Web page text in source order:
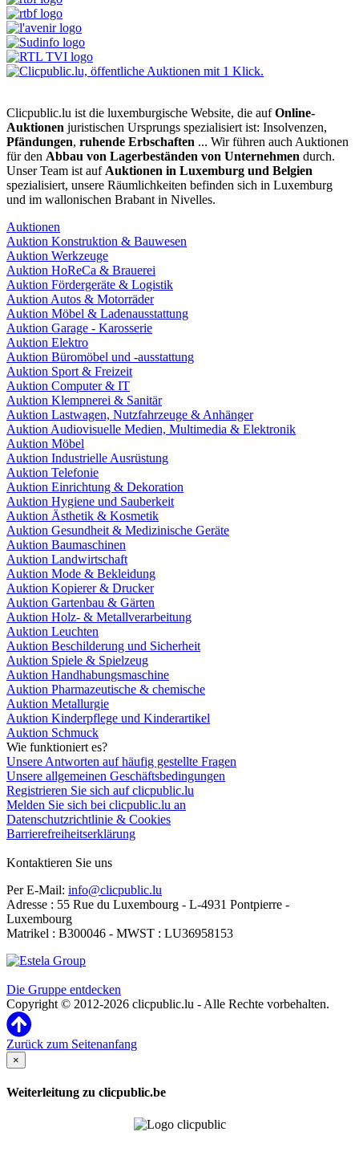
Clicpublic.lu ist die luxemburgische Website, die aufOnline-
Auktionen juristischen Ursprungs spezialisiert ist: Insolvenzen,
Pfändungen, ruhende Erbschaften ... Wir führen auch Auktionen
für den Abbau von Lagerbeständen von Unternehmen durch.
Unser Team ist auf Auktionen in Luxemburg und Belgien
spezialisiert, unsere Räumlichkeiten befinden sich in Luxemburg
und im wallonischen Brabant in Nivelles.
Auktionen
Auktion Konstruktion & Bauwesen
Auktion Werkzeuge
Auktion HoReCa & Brauerei
Auktion Fördergeräte & Logistik
Auktion Autos & Motorräder
Auktion Möbel & Ladenausstattung
Auktion Garage - Karosserie
Auktion Elektro
Auktion Büromöbel und -ausstattung
Auktion Sport & Freizeit
Auktion Computer & IT
Auktion Klempnerei & Sanitär
Auktion Lastwagen, Nutzfahrzeuge & Anhänger
Auktion Audiovisuelle Medien, Multimedia & Elektronik
Auktion Möbel
Auktion Industrielle Ausrüstung
Auktion Telefonie
Auktion Einrichtung & Dekoration
Auktion Hygiene und Sauberkeit
Auktion Ästhetik & Kosmetik
Auktion Gesundheit & Medizinische Geräte
Auktion Baumaschinen
Auktion Landwirtschaft
Auktion Mode & Bekleidung
Auktion Kopierer & Drucker
Auktion Gartenbau & Gärten
Auktion Holz- & Metallverarbeitung
Auktion Leuchten
Auktion Beschilderung und Sicherheit
Auktion Spiele & Spielzeug
Auktion Handhabungsmaschine
Auktion Pharmazeutische & chemische
Auktion Metallurgie
Auktion Kinderpflege und Kinderartikel
Auktion Schmuck
Wie funktioniert es?
Unsere Antworten auf häufig gestellte Fragen
Unsere allgemeinen Geschäftsbedingungen
Registrieren Sie sich auf clicpublic.lu
Melden Sie sich bei clicpublic.lu an
Datenschutzrichtlinie & Cookies
Barrierefreiheitserklärung
Kontaktieren Sie uns
Per E-Mail: info@clicpublic.lu
Adresse : 55 Rue du Luxembourg - L-4931 Pontpierre -
Luxembourg
Matrikel : B300046 - MWST : LU36958153
Die Gruppe entdecken
Copyright © 2012-2026 clicpublic.lu - Alle Rechte vorbehalten.
Zurück zum Seitenanfang
×
Weiterleitung zu clicpublic.be